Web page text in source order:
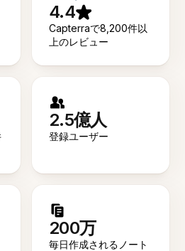
4.4
Capterraで8,200件以
上のレビュー
2.5億人
登録ユーザー
200万
毎日作成されるノート